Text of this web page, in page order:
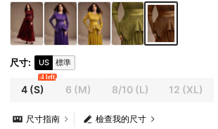
尺寸: US 標準
4 (S)
4 left
6 (M) 8/10(L) 12 (XL)
檢查我的尺寸
尺寸指南